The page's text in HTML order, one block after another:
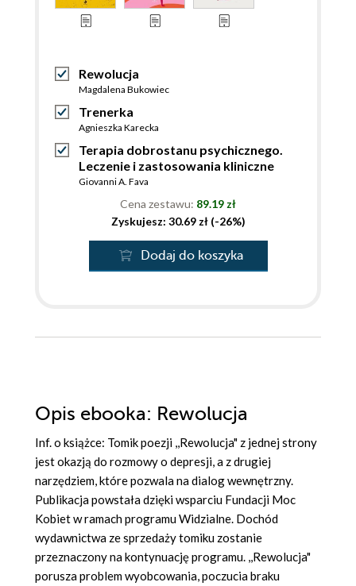
Rewolucja
Magdalena Bukowiec
Trenerka
Agnieszka Karecka
Terapia dobrostanu psychicznego.
Leczenie i zastosowania kliniczne
Giovanni A. Fava
Cena zestawu: 89.19 zł
Zyskujesz: 30.69 zł (-26%)
Dodaj do koszyka
Opis ebooka: Rewolucja
Inf. o książce: Tomik poezji ,,Rewolucja" z jednej strony
jest okazją do rozmowy o depresji, a z drugiej
narzędziem, które pozwala na dialog wewnętrzny.
Publikacja powstała dzięki wsparciu Fundacji Moc
Kobiet w ramach programu Widzialne. Dochód
wydawnictwa ze sprzedaży tomiku zostanie
przeznaczony na kontynuację programu. ,,Rewolucja"
porusza problem wyobcowania, poczucia braku